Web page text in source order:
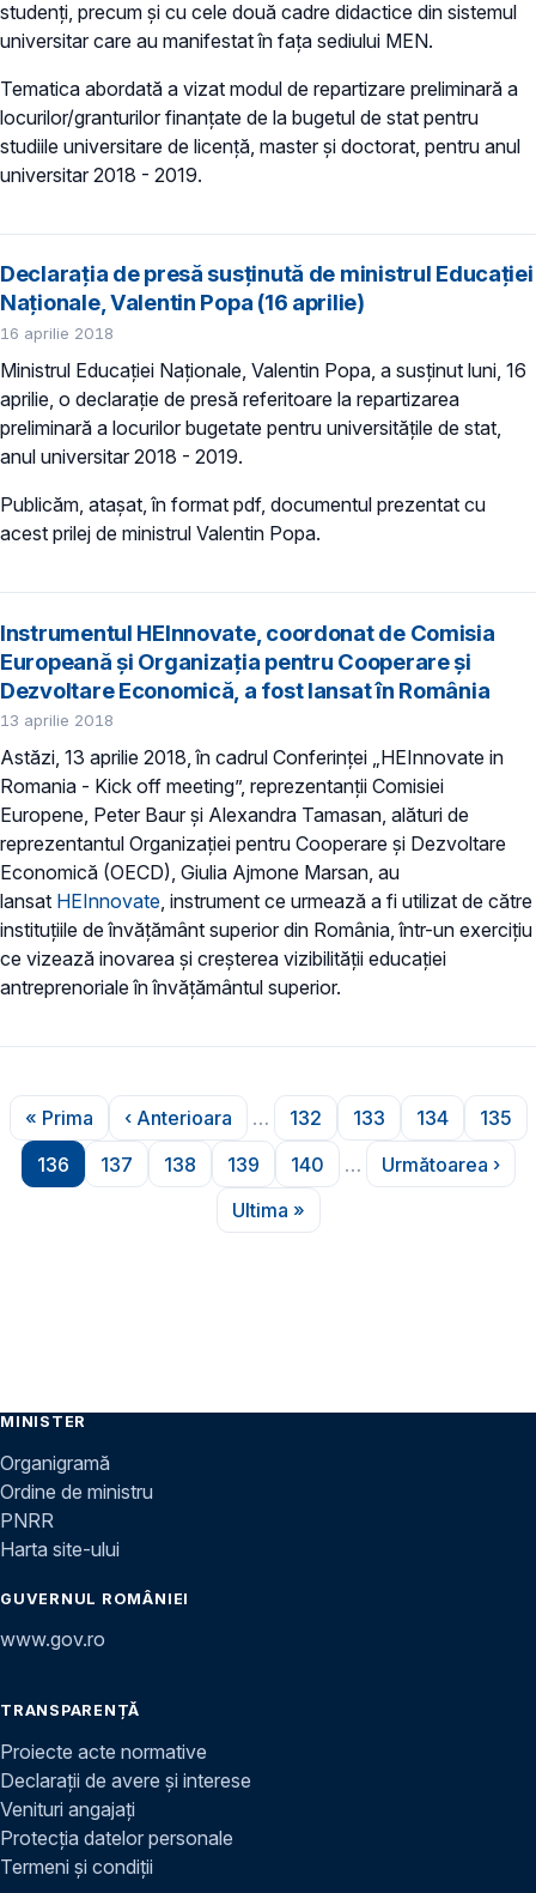
studenți, precum și cu cele două cadre didactice din sistemul
universitar care au manifestat în fața sediului MEN.
Tematica abordată a vizat modul de repartizare preliminară a
locurilor/granturilor finanțate de la bugetul de stat pentru
studiile universitare de licență, master și doctorat, pentru anul
universitar 2018 - 2019.
Declarația de presă susținută de ministrul Educației
Naționale, Valentin Popa (16 aprilie)
16 aprilie 2018
Ministrul Educației Naționale, Valentin Popa, a susținut luni, 16
aprilie, o declarație de presă referitoare la repartizarea
preliminară a locurilor bugetate pentru universitățile de stat,
anul universitar 2018 - 2019.
Publicăm, atașat, în format pdf, documentul prezentat cu
acest prilej de ministrul Valentin Popa.
Instrumentul HEInnovate, coordonat de Comisia
Europeană și Organizația pentru Cooperare și
Dezvoltare Economică, a fost lansat în România
13 aprilie 2018
Astăzi, 13 aprilie 2018, în cadrul Conferinței „HEInnovate in
Romania - Kick off meeting”, reprezentanții Comisiei
Europene, Peter Baur și Alexandra Tamasan, alături de
reprezentantul Organizației pentru Cooperare și Dezvoltare
Economică (OECD), Giulia Ajmone Marsan, au
lansat HEInnovate, instrument ce urmează a fi utilizat de către
instituțiile de învățământ superior din România, într-un exercițiu
ce vizează inovarea și creșterea vizibilității educației
antreprenoriale în învățământul superior.
Paginare
Prima pagină
« Prima
Pagina anterioară
‹ Anterioara …
Pagina
132
Pagina
133
Pagina
134 135
Pagina
136
Pagina
137
Pagina
138
Pagina
139
Pagina
140 …
Pagina
Următoarea ›
Ultima pagină
Ultima »
MINISTER
Organigramă
Ordine de ministru
PNRR
Harta site-ului
GUVERNUL ROMÂNIEI
www.gov.ro
TRANSPARENȚĂ
Proiecte acte normative
Declarații de avere și interese
Venituri angajați
Protecția datelor personale
Termeni și condiții